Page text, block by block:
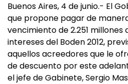
Buenos Aires, 4 de junio.- El
que propone pagar de
vencimiento de 2.251 millones
intereses del Boden 2012,
aquellos acreedores que le
de descuento por este
el jefe de Gabinete, Sergio